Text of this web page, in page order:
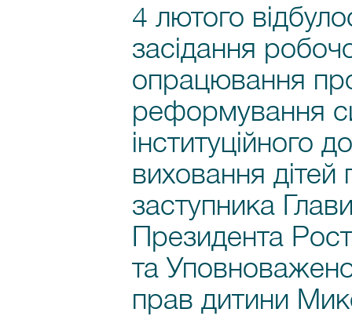
4 лютого
засідання
опрацювання
реформування
інституційного
виховання дітей
заступника
Президента
та
прав дитини